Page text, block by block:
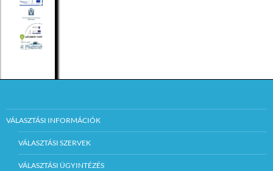
VÁLASZTÁSI INFORMÁCIÓK
VÁLASZTÁSI SZERVEK
VÁLASZTÁSI ÜGYINTÉZÉS